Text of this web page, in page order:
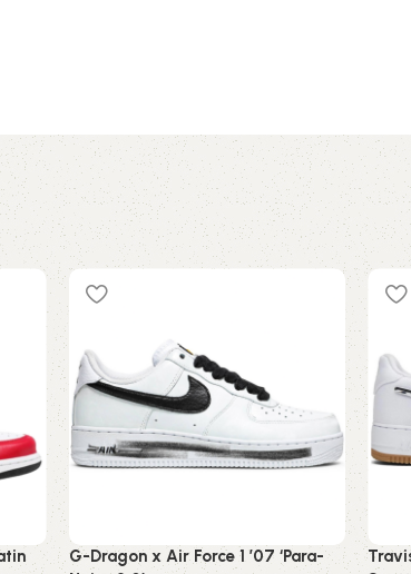
G-Dragon x Air Force 1 ’07 ‘Para-